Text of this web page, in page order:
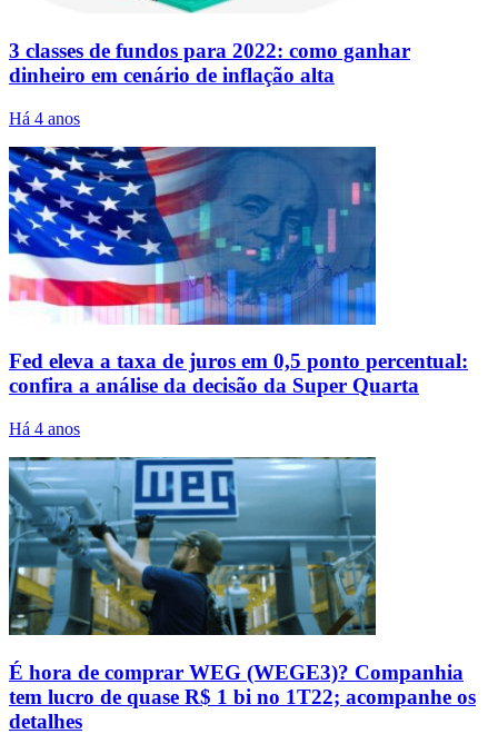
3 classes de fundos para 2022: como ganhar
dinheiro em cenário de inflação alta
Há 4 anos
Fed eleva a taxa de juros em 0,5 ponto percentual:
confira a análise da decisão da Super Quarta
Há 4 anos
É hora de comprar WEG (WEGE3)? Companhia
tem lucro de quase R$ 1 bi no 1T22; acompanhe os
detalhes